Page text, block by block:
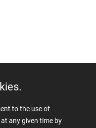
to the use of
any given time by